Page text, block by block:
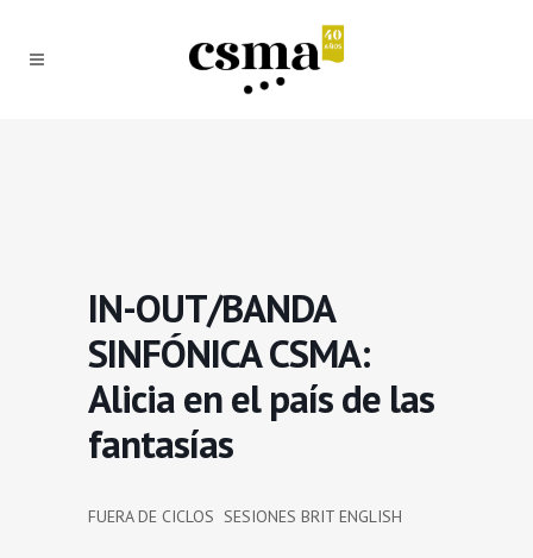
IN-OUT/BANDA
SINFÓNICA CSMA:
Alicia en el país de las
fantasías
FUERA DE CICLOS SESIONES BRIT ENGLISH